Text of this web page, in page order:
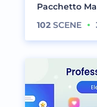
Pacchetto
102 SCENE